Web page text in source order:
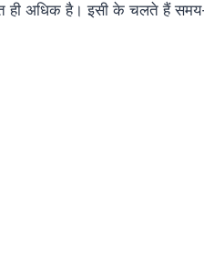
अधिक है। इसी के चलते हैं